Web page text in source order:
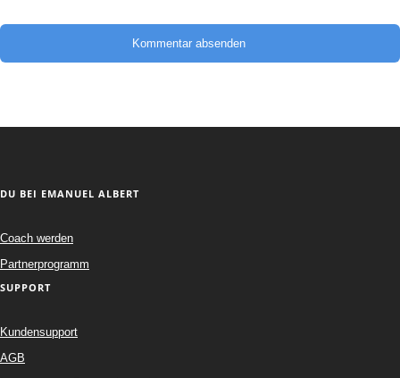
DU BEI EMANUEL ALBERT
Coach werden
Partnerprogramm
SUPPORT
Kundensupport
AGB